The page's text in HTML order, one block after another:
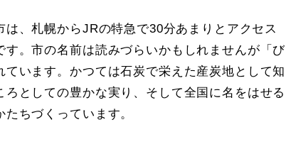
、札幌からJRの特急で30分あまりとアクセス
。市の名前は読みづらいかもしれませんが「び
います。かつては石炭で栄えた産炭地として知
としての豊かな実り、そして全国に名をはせる
ちづくっています。